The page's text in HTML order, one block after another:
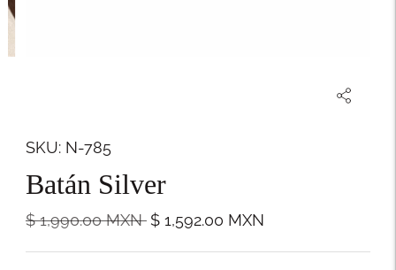
SKU: N-785
Batán Silver
$ 1,990.00MXNPrecio
$ 1,592.00 MXN